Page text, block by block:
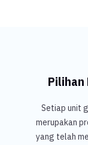
Pilihan
Setiap unit
merupakan
yang telah